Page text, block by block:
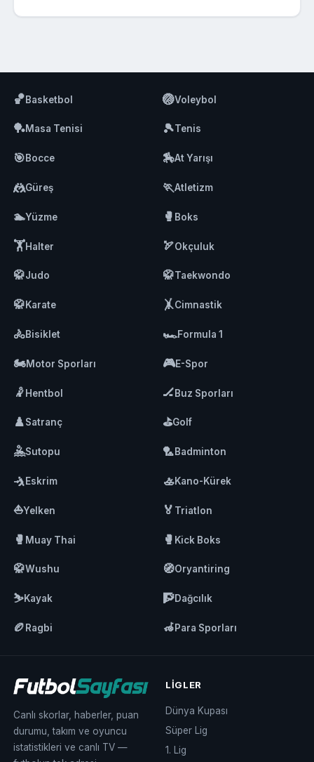
🏀Basketbol 🏐Voleybol
🏓Masa Tenisi 🎾Tenis
🎯Bocce 🏇At Yarışı
🤼Güreş 🏃Atletizm
🏊Yüzme 🥊 Boks
🏋️Halter 🏹Okçuluk
🥋Judo 🥋Taekwondo
🥋Karate 🤸Cimnastik
🚴Bisiklet 🏎️Formula 1
🏍️Motor Sporları 🎮E-Spor
🤾 Hentbol 🏒Buz Sporları
♟️Satranç ⛳Golf
🤽Sutopu 🏸Badminton
🤺Eskrim 🚣Kano-Kürek
⛵Yelken 🏅 Triatlon
🥊 Muay Thai 🥊 Kick Boks
🥋Wushu 🧭Oryantiring
⛷️Kayak 🧗Dağcılık
🏉 Ragbi 🦽Para Sporları
Canlı skorlar, haberler, puan
durumu, takım ve oyuncu
istatistikleri ve canlı TV —
LIGLER
Dünya Kupası
Süper Lig
1. Lig